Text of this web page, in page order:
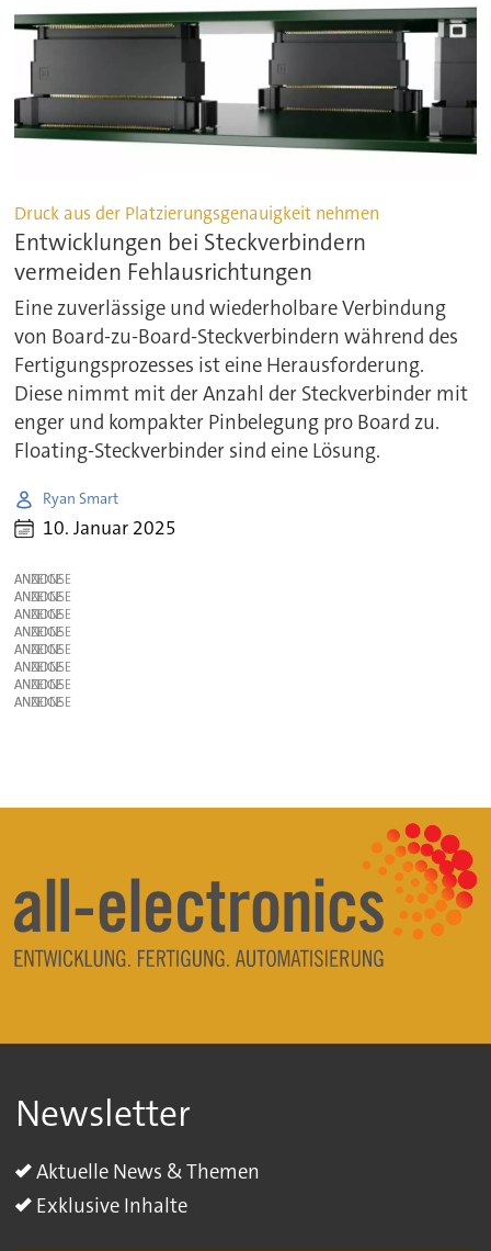
Druck aus der Platzierungsgenauigkeit nehmen
Entwicklungen bei Steckverbindern
vermeiden Fehlausrichtungen
Eine zuverlässige und wiederholbare Verbindung
von Board-zu-Board-Steckverbindern während des
Fertigungsprozesses ist eine Herausforderung.
Diese nimmt mit der Anzahl der Steckverbinder mit
enger und kompakter Pinbelegung pro Board zu.
Floating-Steckverbinder sind eine Lösung.
Ryan Smart
10. Januar 2025
ANZEIGE
ANZEIGE
ANZEIGE
ANZEIGE
ANZEIGE
ANZEIGE
ANZEIGE
ANZEIGE
Newsletter
Aktuelle News & Themen
Exklusive Inhalte